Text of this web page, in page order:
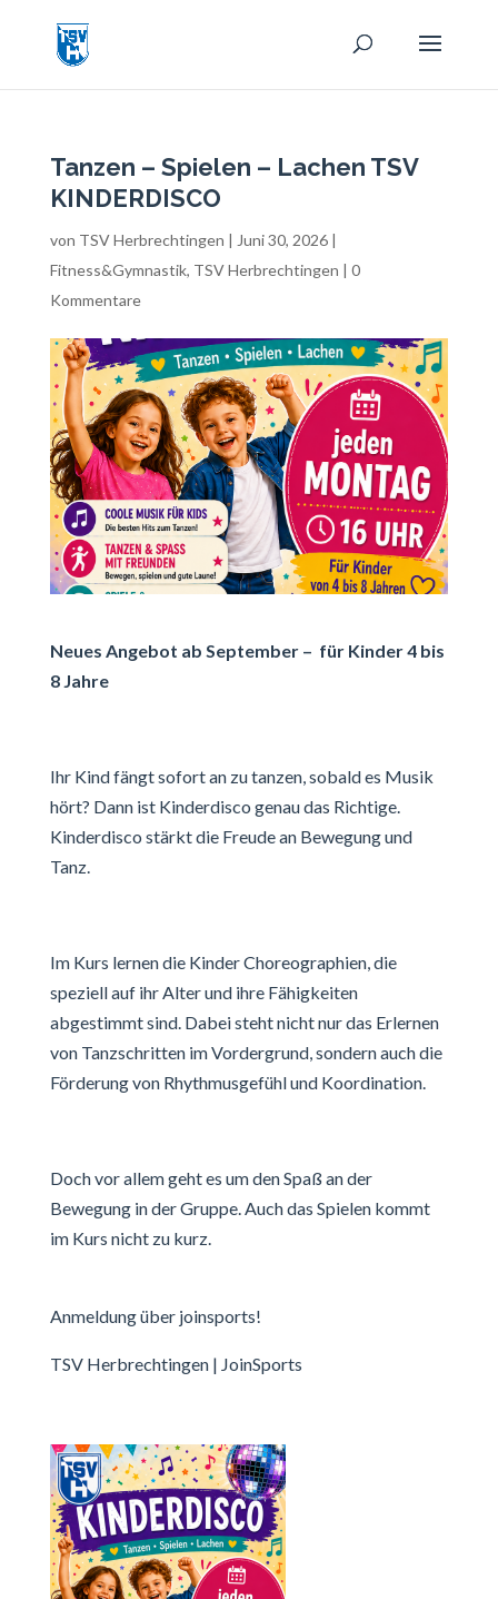
Tanzen – Spielen – Lachen TSV
KINDERDISCO
von TSV Herbrechtingen | Juni 30, 2026|
Fitness&Gymnastik, TSV Herbrechtingen | 0
Kommentare
Neues Angebot ab September – für Kinder 4 bis
8 Jahre
Ihr Kind fängt sofort an zu tanzen, sobald es Musik
hört? Dann ist Kinderdisco genau das Richtige.
Kinderdisco stärkt die Freude an Bewegung und
Tanz.
Im Kurs lernen die Kinder Choreographien, die
speziell auf ihr Alter und ihre Fähigkeiten
abgestimmt sind. Dabei steht nicht nur das Erlernen
von Tanzschritten im Vordergrund, sondern auch die
Förderung von Rhythmusgefühl und Koordination.
Doch vor allem geht es um den Spaß an der
Bewegung in der Gruppe. Auch das Spielen kommt
im Kurs nicht zu kurz.
Anmeldung über joinsports!
TSV Herbrechtingen | JoinSports